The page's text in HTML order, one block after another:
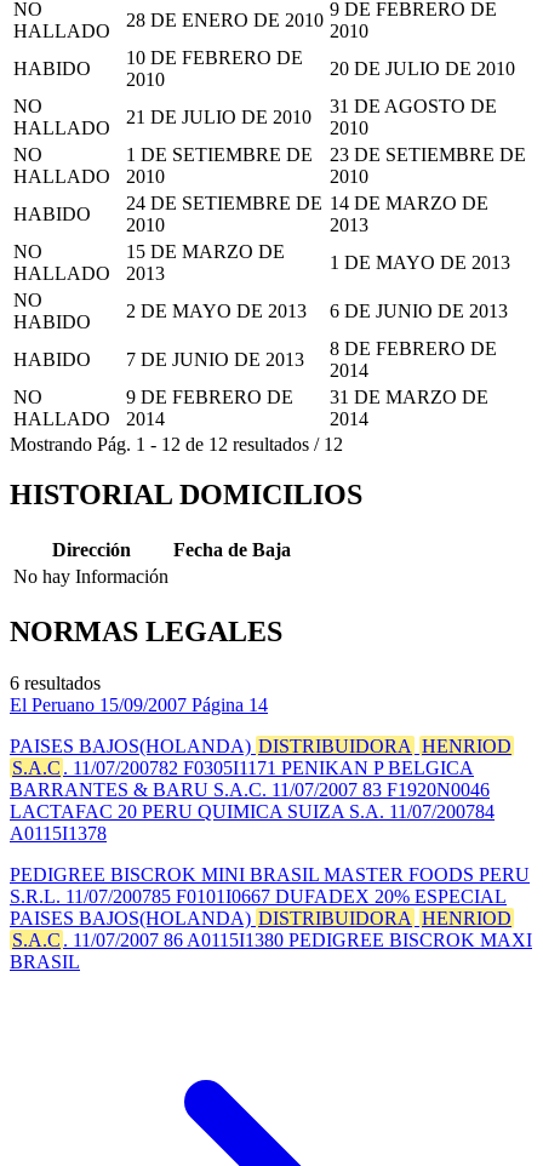
NO
HALLADO
28 DE ENERO DE 2010
9 DE FEBRERO DE
2010
HABIDO
10 DE FEBRERO DE
2010
20 DE JULIO DE 2010
NO
HALLADO
21 DE JULIO DE 2010
31 DE AGOSTO DE
2010
NO
HALLADO
1 DE SETIEMBRE DE
2010
23 DE SETIEMBRE DE
2010
HABIDO
24 DE SETIEMBRE DE
2010
14 DE MARZO DE
2013
NO
HALLADO
15 DE MARZO DE
2013
1 DE MAYO DE 2013
NO
HABIDO
2 DE MAYO DE 2013 6 DE JUNIO DE 2013
HABIDO 7 DE JUNIO DE 2013
8 DE FEBRERO DE
2014
NO
HALLADO
9 DE FEBRERO DE
2014
31 DE MARZO DE
2014
Mostrando Pág. 1 - 12 de 12 resultados / 12
HISTORIAL DOMICILIOS
Dirección
Fecha de Baja
No hay Información
NORMAS LEGALES
6 resultados
El Peruano 15/09/2007 Página 14
PAISES BAJOS(HOLANDA) DISTRIBUIDORA HENRIOD
S.A.C . 11/07/200782 F0305I1171 PENIKAN P BELGICA
BARRANTES & BARU S.A.C. 11/07/2007 83 F1920N0046
LACTAFAC 20 PERU QUIMICA SUIZA S.A. 11/07/200784
A0115I1378
PEDIGREE BISCROK MINI BRASIL MASTER FOODS PERU
S.R.L. 11/07/200785 F0101I0667 DUFADEX 20% ESPECIAL
PAISES BAJOS(HOLANDA) DISTRIBUIDORA HENRIOD
S.A.C . 11/07/2007 86 A0115I1380 PEDIGREE BISCROK MAXI
BRASIL